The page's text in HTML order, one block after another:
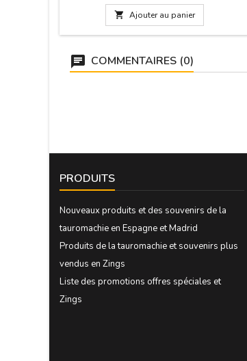
 Ajouter au panier
COMMENTAIRES (0)
PRODUITS
Nouveaux produits et des souvenirs de la
tauromachie en Espagne et Madrid
Produits de la tauromachie et souvenirs plus
vendus en Zings
Liste des promotions offres spéciales et
Zings